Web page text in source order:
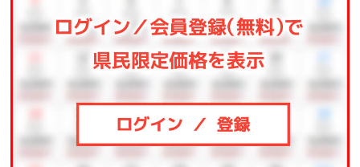
【夜の部】
時間：17:00～23:00（最終入場 22:00）
料金：ワンドリンク制
ご宿泊者様：1,000円
外来のお客様：2,000円（温泉＋プールテラス利用込み）